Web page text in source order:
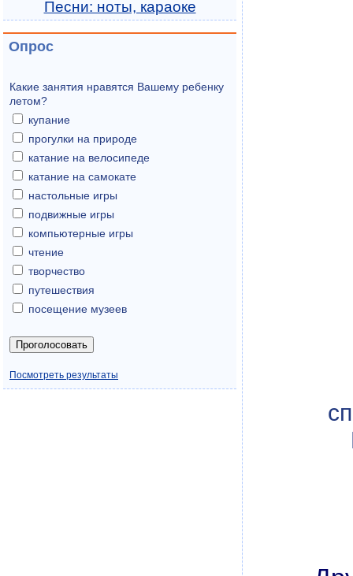
Песни: ноты, караоке
Опрос
Какие занятия нравятся Вашему ребенку
летом?
купание
прогулки на природе
катание на велосипеде
катание на самокате
настольные игры
подвижные игры
компьютерные игры
чтение
творчество
путешествия
посещение музеев
Посмотреть результаты